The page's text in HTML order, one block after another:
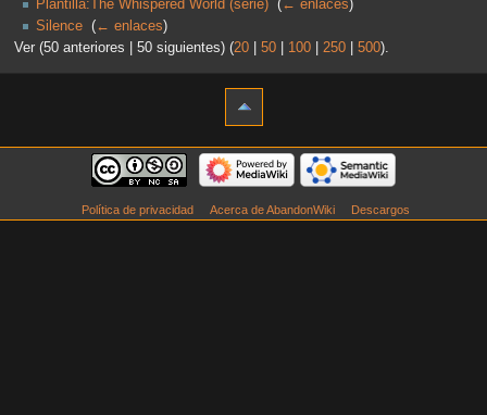
Plantilla:The Whispered World (serie) (← enlaces)
Silence (← enlaces)
Ver (50 anteriores | 50 siguientes) (20| 50| 100| 250| 500).
Política de privacidad Acerca de AbandonWiki Descargos